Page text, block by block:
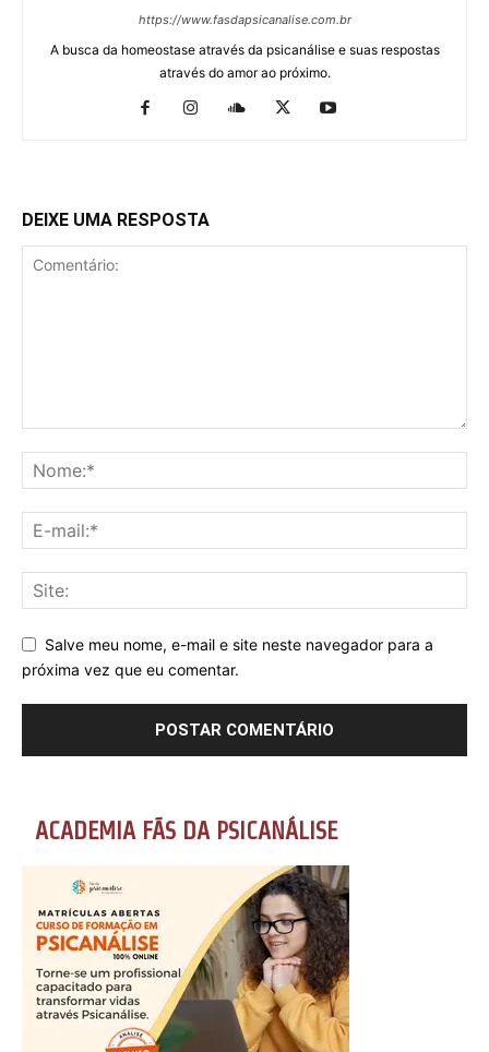
https://www.fasdapsicanalise.com.br
A busca da homeostase através da psicanálise e suas respostas
através do amor ao próximo.
DEIXE UMA RESPOSTA
Salve meu nome, e-mail e site neste navegador para a
próxima vez que eu comentar.
ACADEMIA FÃS DA PSICANÁLISE